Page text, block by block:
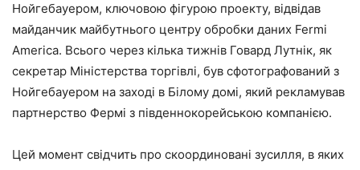
Нойгебауером, ключовою фігурою проекту, відвідав
майданчик майбутнього центру обробки даних Fermi
America. Всього через кілька тижнів Говард Лутнік, як
секретар Міністерства торгівлі, був сфотографований з
Нойгебауером на заході в Білому домі, який рекламував
партнерство Фермі з південнокорейською компанією.
Цей момент свідчить про скоординовані зусилля, в яких